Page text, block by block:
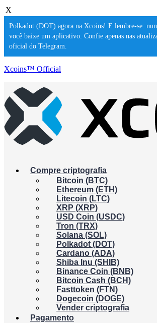
X
Polkadot (DOT) agora na Xcoins! E lembre-se:
você baixe um aplicativo. Confie apenas nas
oficial do Telegram.
Xcoins™ Official
Compre criptografia
Bitcoin (BTC)
Ethereum (ETH)
Litecoin (LTC)
XRP (XRP)
USD Coin (USDC)
Tron (TRX)
Solana (SOL)
Polkadot (DOT)
Cardano (ADA)
Shiba Inu (SHIB)
Binance Coin (BNB)
Bitcoin Cash (BCH)
Fasttoken (FTN)
Dogecoin (DOGE)
Vender criptografia
Pagamento